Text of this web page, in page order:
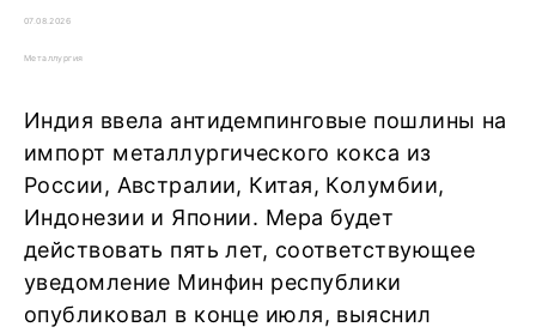
07.08.2026
Металлургия
Индия ввела антидемпинговые пошлины на
импорт металлургического кокса из
России, Австралии, Китая, Колумбии,
Индонезии и Японии. Мера будет
действовать пять лет, соответствующее
уведомление Минфин республики
опубликовал в конце июля, выяснил